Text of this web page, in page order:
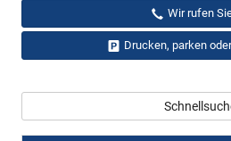
Wir rufen
Drucken, parken